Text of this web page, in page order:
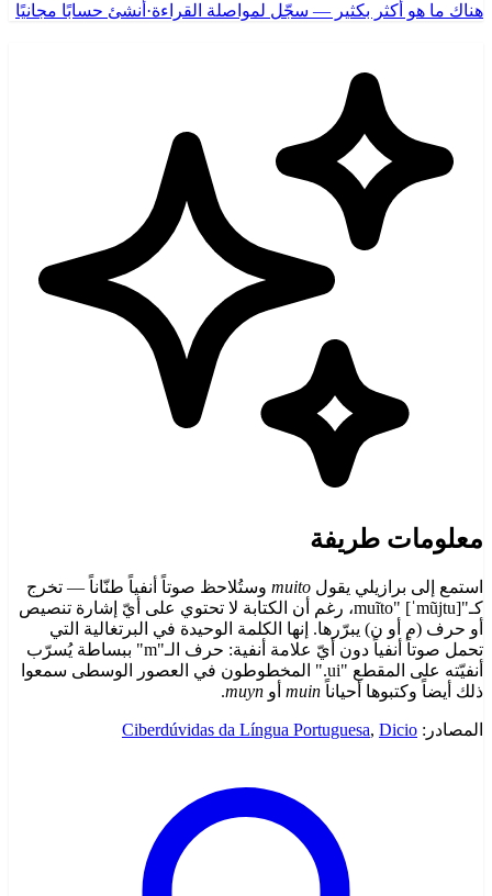
هناك ما هو أكثر بكثير — سجّل لمواصلة القراءة· أنشئ حسابًا مجانيًا
معلومات طريفة
استمع إلى برازيلي يقول muito وستُلاحظ صوتاً أنفياً طنّاناً — تخرج
كـ"muĩto" [ˈmũjtu]، رغم أن الكتابة لا تحتوي على أيّ إشارة تنصيص
أو حرف (م أو ن) يبرّرها. إنها الكلمة الوحيدة في البرتغالية التي
تحمل صوتاً أنفياً دون أيّ علامة أنفية: حرف الـ"m" ببساطة يُسرّب
أنفيّته على المقطع "ui." المخطوطون في العصور الوسطى سمعوا
ذلك أيضاً وكتبوها أحياناً muin أو muyn
.
المصادر: Ciberdúvidas da Língua Portuguesa, Dicio